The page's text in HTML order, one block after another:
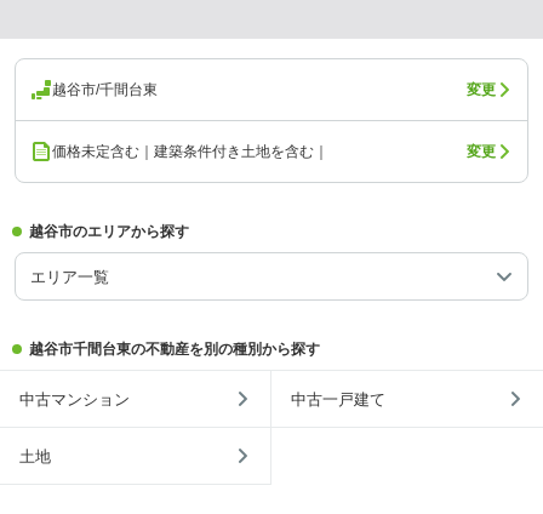
越谷市/千間台東 変更
価格未定含む｜建築条件付き土地を含む｜ 変更
越谷市のエリアから探す
エリア一覧
越谷市千間台東の不動産を別の種別から探す
中古マンション 中古一戸建て
土地